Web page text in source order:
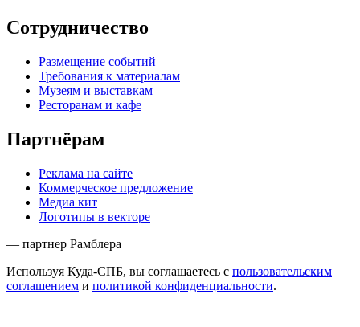
Сотрудничество
Размещение событий
Требования к материалам
Музеям и выставкам
Ресторанам и кафе
Партнёрам
Реклама на сайте
Коммерческое предложение
Медиа кит
Логотипы в векторе
— партнер Рамблера
Используя Куда-СПБ, вы соглашаетесь с пользовательским
соглашением и политикой конфиденциальности.